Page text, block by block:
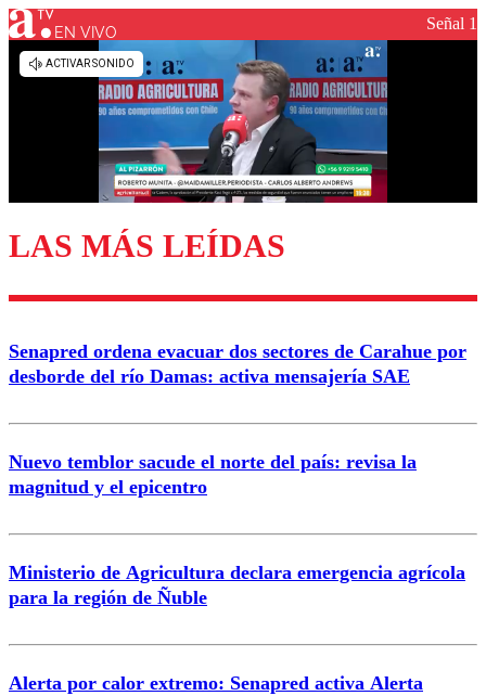
Los comentarios son moderados para garantizar un
diálogo respetuoso.
Enviar comentario
EN VIVO Señal 1
LAS MÁS LEÍDAS
Senapred ordena evacuar dos sectores de Carahue por
desborde del río Damas: activa mensajería SAE
Nuevo temblor sacude el norte del país: revisa la
magnitud y el epicentro
Ministerio de Agricultura declara emergencia agrícola
para la región de Ñuble
Alerta por calor extremo: Senapred activa Alerta